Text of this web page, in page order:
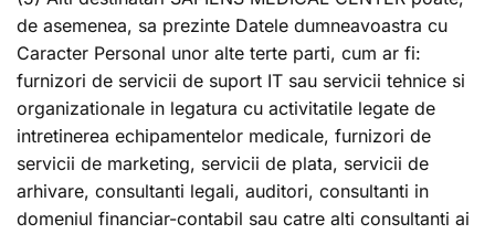
de asemenea, sa prezinte Datele dumneavoastra cu
Caracter Personal unor alte terte parti, cum ar fi:
furnizori de servicii de suport IT sau servicii tehnice si
organizationale in legatura cu activitatile legate de
intretinerea echipamentelor medicale, furnizori de
servicii de marketing, servicii de plata, servicii de
arhivare, consultanti legali, auditori, consultanti in
domeniul financiar-contabil sau catre alti consultanti ai